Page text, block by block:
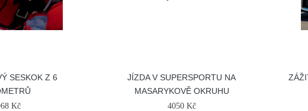
SESKOK Z 6
Kč
JÍZDA V SUPERSPORTU NA
MASARYKOVĚ OKRUHU
4050 Kč